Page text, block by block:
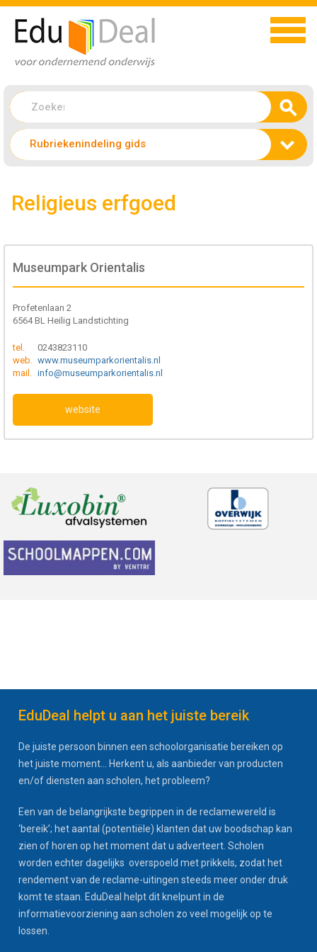
Rubriekenindeling gids
Religieus erfgoed
Museumpark Orientalis
Profetenlaan 2
6564 BL Heilig Landstichting
tel.
0243823110
web. www.museumparkorientalis.nl
mail. info@museumparkorientalis.nl
website
EduDeal helpt u aan het juiste bereik
De juiste persoon binnen een schoolorganisatie bereiken op
het juiste moment... Herkent u, als aanbieder van producten
en/of diensten aan scholen, het probleem?
Een van de belangrijkste begrippen in de reclamewereld is
‘bereik’; het aantal (potentiële) klanten dat uw boodschap kan
zien of horen op het moment dat u adverteert. Scholen
worden echter dagelijks overspoeld met prikkels, zodat het
rendement van de reclame-uitingen steeds meer onder druk
komt te staan. EduDeal helpt dit knelpunt in de
informatievoorziening aan scholen zo veel mogelijk op te
lossen.